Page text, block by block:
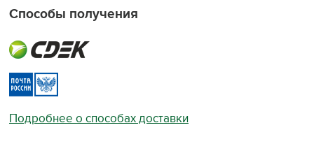
Способы получения
Подробнее о способах доставки